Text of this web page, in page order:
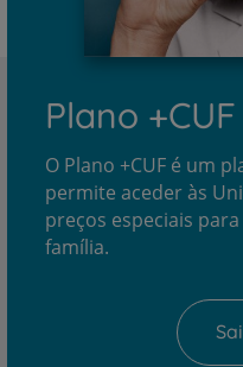
Plano +CUF
O Plano +CUF é um
permite aceder às
preços especiais
família.